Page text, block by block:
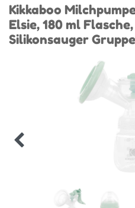
Kikkaboo
Elsie, 180 ml Flasche,
Silikonsauger